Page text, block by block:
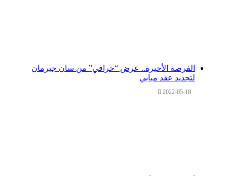
الفرصة الأخيرة.. عرض “خرافي” من سان جيرمان
لتجديد عقد مبابي
2022-05-18